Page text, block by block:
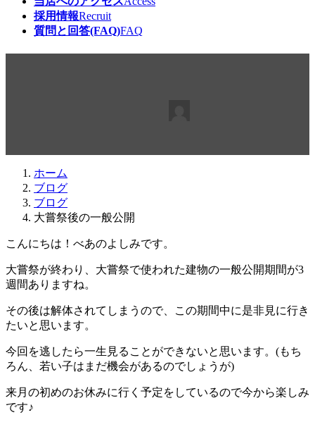
採用情報Recruit
質問と回答(FAQ)FAQ
ホーム
ブログ
ブログ
大嘗祭後の一般公開
こんにちは！べあのよしみです。
大嘗祭が終わり、大嘗祭で使われた建物の一般公開期間が3
週間ありますね。
その後は解体されてしまうので、この期間中に是非見に行き
たいと思います。
今回を逃したら一生見ることができないと思います。(もち
ろん、若い子はまだ機会があるのでしょうが)
来月の初めのお休みに行く予定をしているので今から楽しみ
です♪